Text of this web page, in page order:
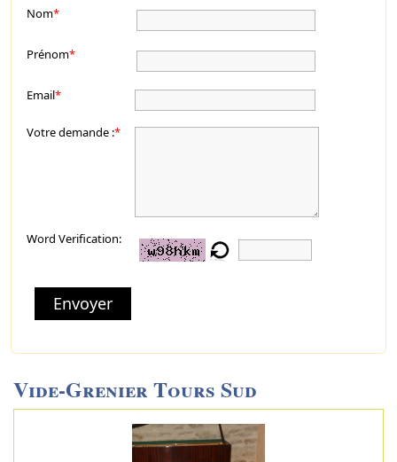
Nom*
Prénom*
Email*
Votre demande :*
Word Verification:
Envoyer
Vide-Grenier Tours Sud